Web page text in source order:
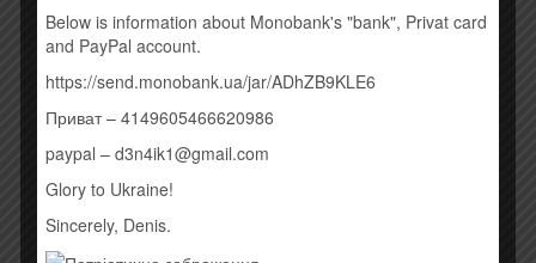
Купить
Купить
КАТЕГОРИИ ТОВАРОВ
Below is information about Monobank's "bank", Privat card
and PayPal account.
https://send.monobank.ua/jar/ADhZB9KLE6
Приват – 4149605466620986
paypal – d3n4ik1@gmail.com
Glory to Ukraine!
Sincerely, Denis.